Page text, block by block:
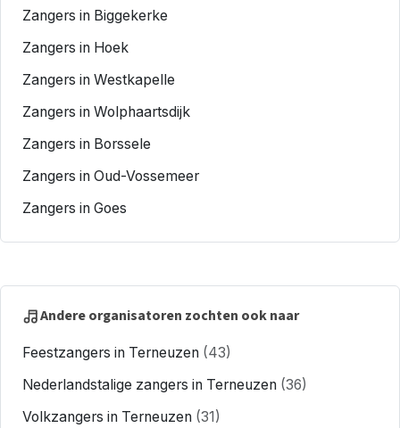
Zangers in Biggekerke
Zangers in Hoek
Zangers in Westkapelle
Zangers in Wolphaartsdijk
Zangers in Borssele
Zangers in Oud-Vossemeer
Zangers in Goes
Andere organisatoren zochten ook naar
Feestzangers in Terneuzen (43)
Nederlandstalige zangers in Terneuzen (36)
Volkzangers in Terneuzen (31)